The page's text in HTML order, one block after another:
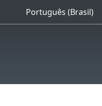
Português (Brasil)